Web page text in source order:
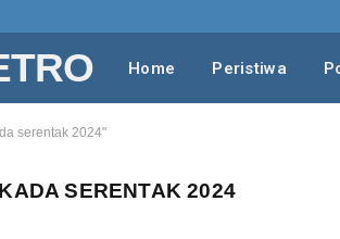
Home Peristiwa
serentak 2024"
SERENTAK 2024